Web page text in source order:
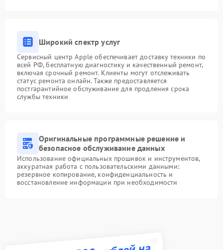
Широкий спектр услуг
Сервисный центр Apple обеспечивает доставку техники по
всей РФ, бесплатную диагностику и качественный ремонт,
включая срочный ремонт. Клиенты могут отслеживать
статус ремонта онлайн. Также предоставляется
постгарантийное обслуживание для продления срока
службы техники
Оригинальные программные решение и
безопасное обслуживание данных
Использование официальных прошивок и инструментов,
аккуратная работа с пользовательскими данными:
резервное копирование, конфиденциальность и
восстановление информации при необходимости